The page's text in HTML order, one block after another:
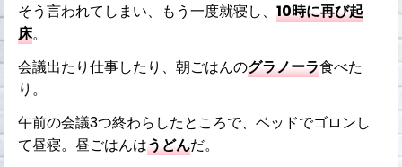
そう言われてしまい、もう一度就寝し、10時に再び起
床。
会議出たり仕事したり、朝ごはんのグラノーラ食べた
り。
午前の会議3つ終わらしたところで、ベッドでゴロンし
て昼寝。昼ごはんはうどんだ。